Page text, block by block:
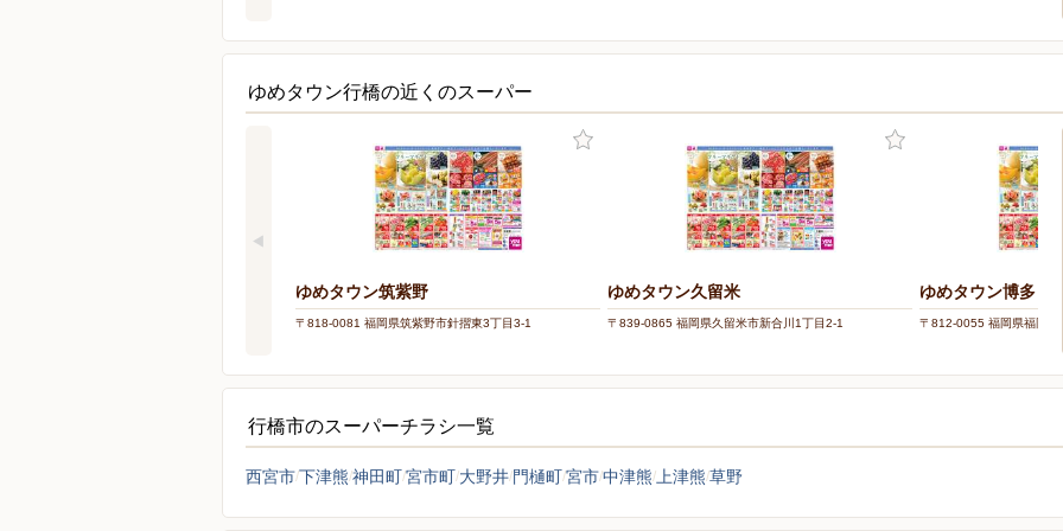
ゆめタウン行橋の近くのスーパー
ゆめタウン筑紫野
〒818-0081 福岡県筑紫野市針摺東3丁目3-1
ゆめタウン久留米
〒839-0865 福岡県久留米市新合川1丁目2-1
ゆめタウン博多
〒812-0055 福岡県福岡市
行橋市のスーパーチラシ一覧
西宮市下津熊 神田町宮市町 大野井 門樋町宮市中津熊 上津熊 草野